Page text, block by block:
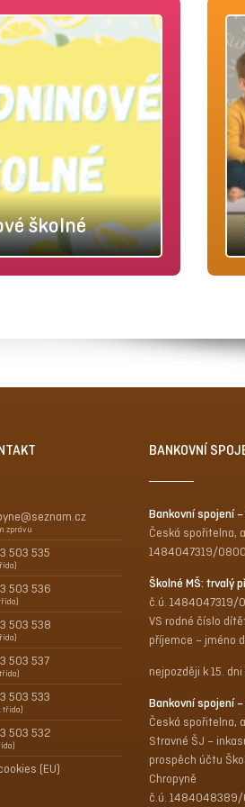
školné
zprávu
503 535
503 536
503 538
503 537
503 533
třída)
503 532
(EU)
BANKOVNÍ
Bankovní spojení –
Česká spořitelna,
1484047319/0800
Školné MŠ: trvalý
č.ú. 1484047319/
VS rodné číslo
příjemce – jméno
nejpozději k 15.
Bankovní spojení –
Česká spořitelna,
Stravné ŠJ –
prospěch účtu
Chropyně
č.ú.